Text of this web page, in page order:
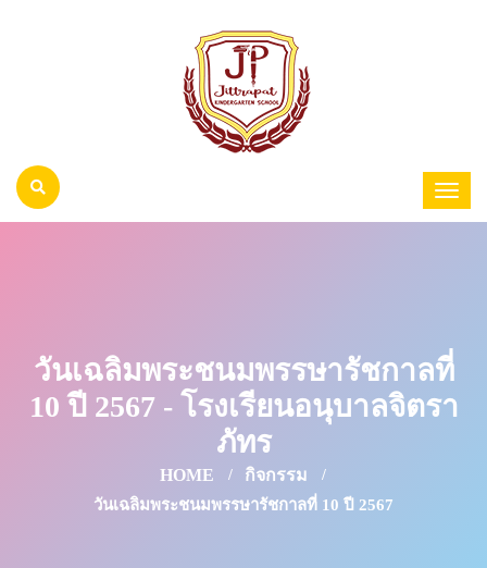
วันเฉลิมพระชนมพรรษารัชกาลที่
10 ปี 2567 - โรงเรียนอนุบาลจิตรา
ภัทร
HOME กิจกรรม
วันเฉลิมพระชนมพรรษารัชกาลที่ 10 ปี 2567